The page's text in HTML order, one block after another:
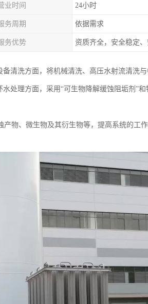
业时间 24小时
务周期 依据需求
务优势 资质齐全，安全稳定
清洗方面，将机械清洗、高压水射流清洗
处理方面，采用“可生物降解缓蚀阻垢剂”
物、微生物及其衍生物等，提高系统的工